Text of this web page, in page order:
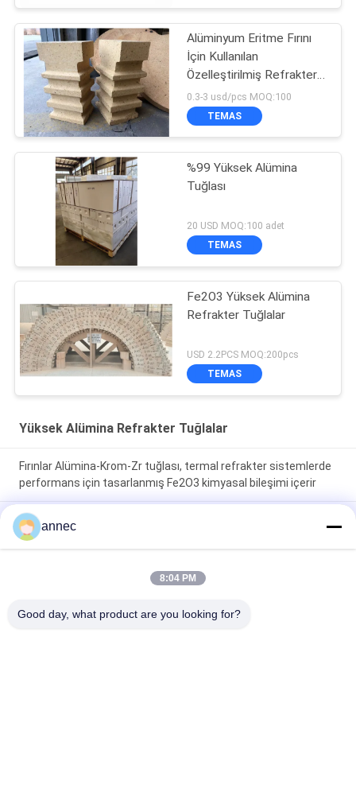
Alüminyum Eritme Fırını
İçin Kullanılan
Özelleştirilmiş Refrakter
Alümina Ankraj Tuğlası
0.3-3 usd/pcs MOQ:100
TEMAS
%99 Yüksek Alümina
Tuğlası
20 USD MOQ:100 adet
TEMAS
Fe2O3 Yüksek Alümina
Refrakter Tuğlalar
USD 2.2PCS MOQ:200pcs
TEMAS
Yüksek Alümina Refrakter Tuğlalar
Fırınlar Alümina-Krom-Zr tuğlası, termal refrakter sistemlerde
performans için tasarlanmış Fe2O3 kimyasal bileşimi içerir
Toplu yoğunluk 3.3-3.8gcm3 Yüksek Alümina Refractory
Tuğlalar SK36 Fırınlar Isı yalıtımı ve kalıcı ısıya dayanıklı yapılar
için idealdir
Soğuk ezme dayanıklılığı≥120MPa Alümina Krom Zr Tuğla
uygulamaları için tuğla
annec
8:04 PM
Good day, what product are you looking for?